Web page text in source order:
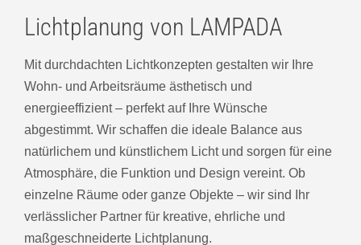
Lichtplanung von LAMPADA
Mit durchdachten Lichtkonzepten gestalten wir Ihre
Wohn- und Arbeitsräume ästhetisch und
energieeffizient – perfekt auf Ihre Wünsche
abgestimmt. Wir schaffen die ideale Balance aus
natürlichem und künstlichem Licht und sorgen für eine
Atmosphäre, die Funktion und Design vereint. Ob
einzelne Räume oder ganze Objekte – wir sind Ihr
verlässlicher Partner für kreative, ehrliche und
maßgeschneiderte Lichtplanung.